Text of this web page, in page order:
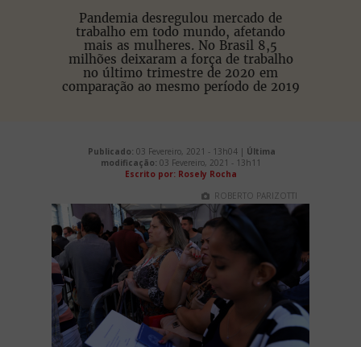
Pandemia desregulou mercado de
trabalho em todo mundo, afetando
mais as mulheres. No Brasil 8,5
milhões deixaram a força de trabalho
no último trimestre de 2020 em
comparação ao mesmo período de 2019
Publicado: 03 Fevereiro, 2021 - 13h04 | Última
modificação: 03 Fevereiro, 2021 - 13h11
Escrito por: Rosely Rocha
ROBERTO PARIZOTTI